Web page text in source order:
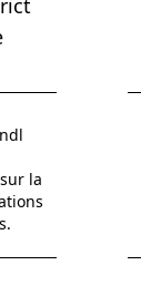
la